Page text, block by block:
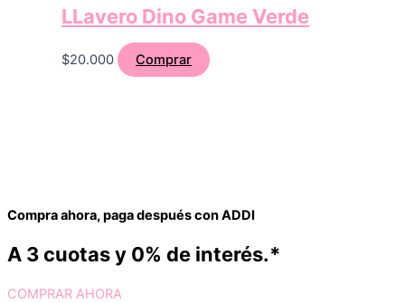
LLavero Dino Game Verde
$20.000 Comprar
Compra ahora, paga después con ADDI
A 3 cuotas y 0% de interés.*
COMPRAR AHORA